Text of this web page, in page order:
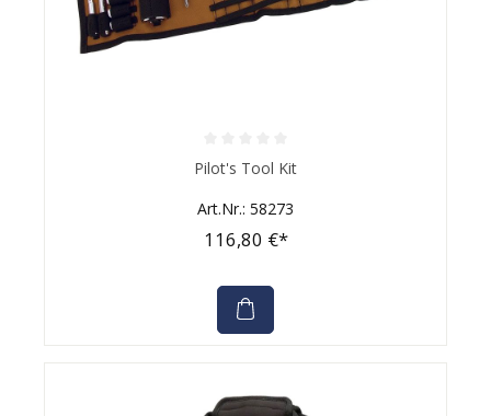
Durchschnittliche Bewertung von 0 von 5 Sternen
Pilot's Tool Kit
Art.Nr.: 58273
116,80 €*